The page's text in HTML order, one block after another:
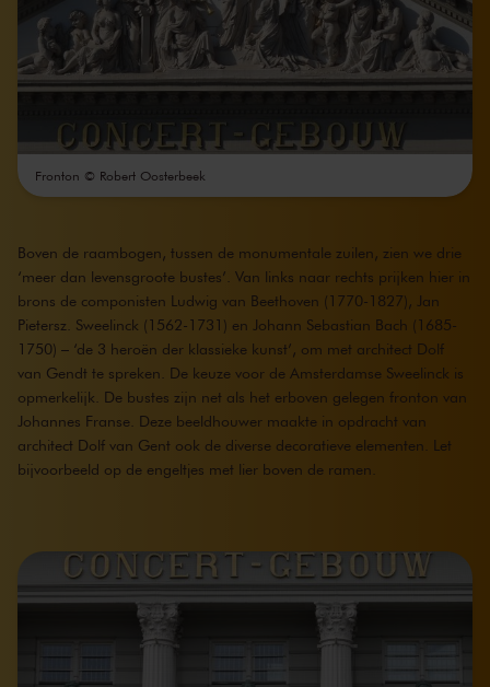
Fronton © Robert Oosterbeek
Boven de raambogen, tussen de monumentale zuilen, zien we drie
‘meer dan levensgroote bustes’. Van links naar rechts prijken hier in
brons de componisten Ludwig van Beethoven (1770-1827), Jan
Pietersz. Sweelinck (1562-1731) en Johann Sebastian Bach (1685-
1750) – ‘de 3 heroën der klassieke kunst’, om met architect Dolf
van Gendt te spreken. De keuze voor de Amsterdamse Sweelinck is
opmerkelijk. De bustes zijn net als het erboven gelegen fronton van
Johannes Franse. Deze beeldhouwer maakte in opdracht van
architect Dolf van Gent ook de diverse decoratieve elementen. Let
bijvoorbeeld op de engeltjes met lier boven de ramen.